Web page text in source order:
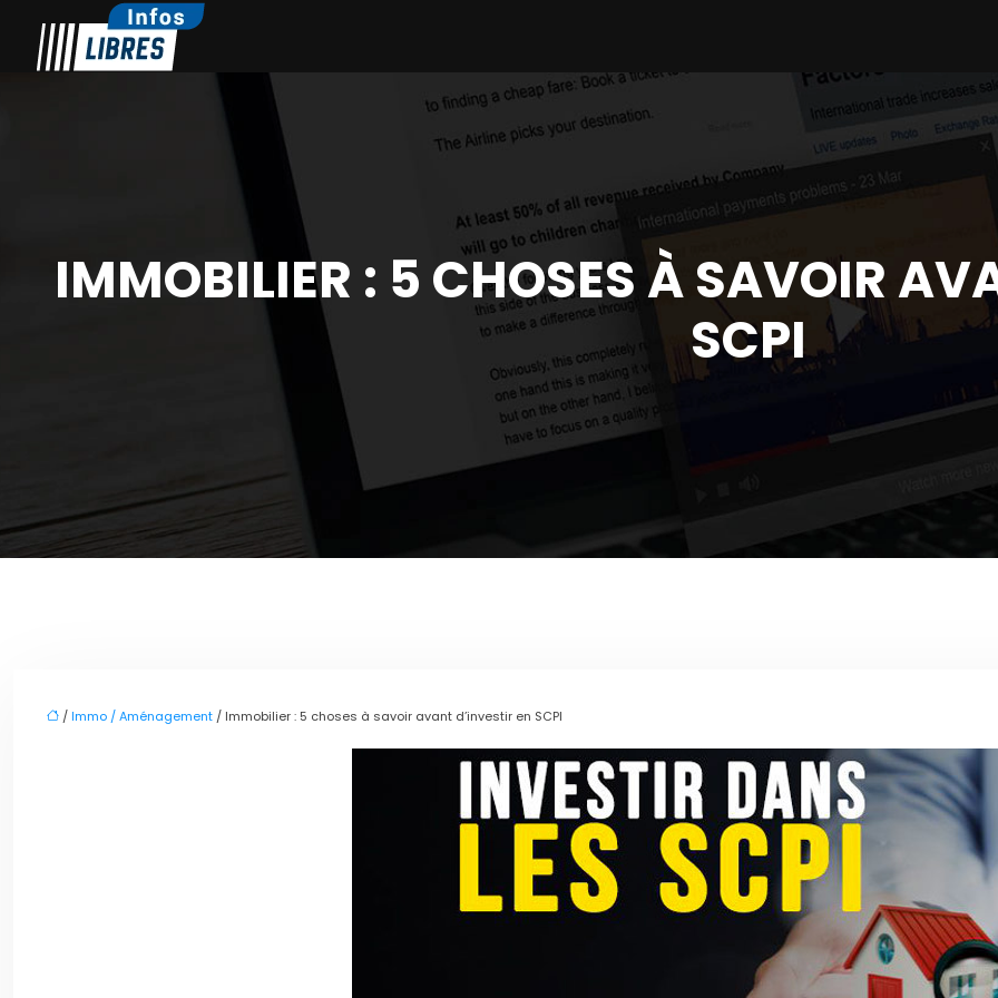
IMMOBILIER : 5 CHOSES À SAVOIR
SCPI
/Immo / Aménagement / Immobilier : 5 choses à savoir avant d’investir en SCPI